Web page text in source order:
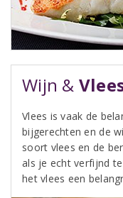
Wijn &
Vlees is vaak de
bijgerechten en de
soort vlees en de
als je echt verfijnd
het vlees een